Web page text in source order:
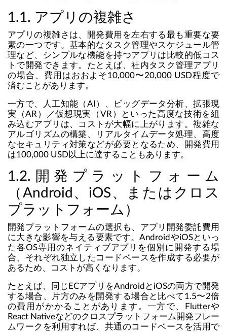
1.1. アプリの複雑さ
アプリの複雑さは、開発費用を左右する最も重要な要
素の一つです。基本的なタスク管理やスケジュール管
理など、シンプルな機能を持つアプリは比較的低コス
トで開発できます。たとえば、社内タスク管理アプリ
の場合、費用はおおよそ10,000〜20,000 USD程度で
済むことがあります。
一方で、人工知能（AI）、ビッグデータ分析、拡張現
実（AR）／仮想現実（VR）といった高度な技術を組
み込むアプリは、コストが大幅に上がります。複雑な
アルゴリズムの構築、リアルタイムデータ処理、高度
なセキュリティ対策などが必要となるため、開発費用
は100,000 USD以上に達することもあります。
1.2.開発プラットフォーム
（Android、iOS、またはクロス
プラットフォーム）
開発プラットフォームの選択も、アプリ開発委託費用
に大きな影響を与える要素です。AndroidやiOSといっ
た各OS専用のネイティブアプリを個別に開発する場
合、それぞれ独立したコードベースを作成する必要が
あるため、コストが高くなります。
たとえば、同じECアプリをAndroidとiOSの両方で開発
する場合、片方のみを開発する場合と比べて1.5〜2倍
の費用がかかることがあります。一方で、Flutterや
React Nativeなどのクロスプラットフォーム開発フレー
ムワークを利用すれば、共通のコードベースを活用で